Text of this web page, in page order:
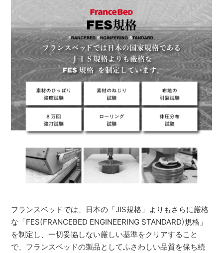
フランスベッドでは、日本の「JIS規格」よりもさらに厳格
な「FES(FRANCEBED ENGINEERING STANDARD)規格」
を制定し、一切妥協しない厳しい基準をクリアすること
で、フランスベッドの製品としてふさわしい品質を保ち続